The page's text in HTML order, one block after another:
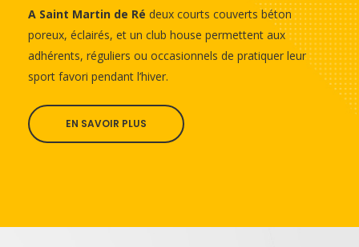
A Saint Martin de Ré deux courts couverts béton
poreux, éclairés, et un club house permettent aux
adhérents, réguliers ou occasionnels de pratiquer leur
sport favori pendant l’hiver.
EN SAVOIR PLUS